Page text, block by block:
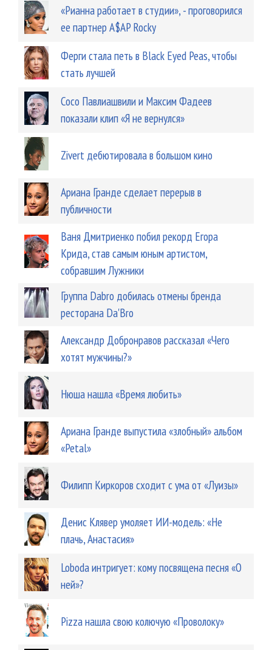
«Рианна работает в студии», - проговорился
ее партнер A$AP Rocky
Ферги стала петь в Black Eyed Peas, чтобы
стать лучшей
Сосо Павлиашвили и Максим Фадеев
показали клип «Я не вернулся»
Zivert дебютировала в большом кино
Ариана Гранде сделает перерыв в
публичности
Ваня Дмитриенко побил рекорд Егора
Крида, став самым юным артистом,
собравшим Лужники
Группа Dabro добилась отмены бренда
ресторана Da'Bro
Александр Добронравов рассказал «Чего
хотят мужчины?»
Нюша нашла «Время любить»
Ариана Гранде выпустила «злобный» альбом
«Petal»
Филипп Киркоров сходит с ума от «Луизы»
Денис Клявер умоляет ИИ-модель: «Не
плачь, Анастасия»
Loboda интригует: кому посвящена песня «О
ней»?
Pizza нашла свою колючую «Проволоку»